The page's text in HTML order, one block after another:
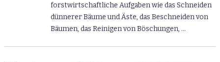
forstwirtschaftliche Aufgaben wie das Schneiden
dünnerer Bäume und Äste, das Beschneiden von
Bäumen, das Reinigen von Böschungen, …